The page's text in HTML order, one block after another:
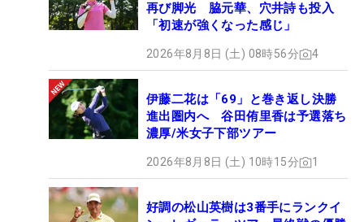
再び脚光 脇元華、穴井詩も投入
「初速が強くなった感じ」
2026年8月8日 (土) 08時56分 4
伊藤二花は「69」と巻き返し決勝
進出圏内へ 谷田侑里香は予選落ち
濃厚/米女子下部ツアー
2026年8月8日 (土) 10時15分 1
好調の松山英樹は3番手にランクイ